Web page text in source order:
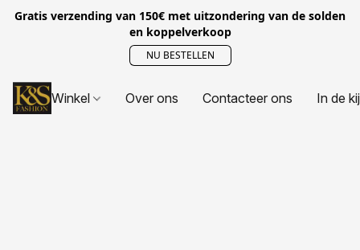
Gratis verzending van 150€ met uitzondering van de solden
en koppelverkoop
NU BESTELLEN
Winkel Over ons Contacteer ons In de